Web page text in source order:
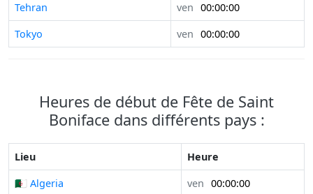
Tehran
ven 00:00:00
Tokyo
ven 00:00:00
Heures de début de Fête de Saint
Boniface dans différents pays :
Lieu
Heure
🇩🇿 Algeria
ven 00:00:00